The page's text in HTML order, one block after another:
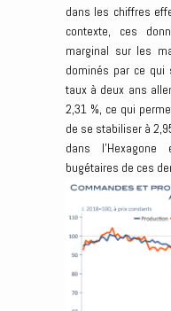
dans les chiffres
contexte, ces
marginal sur les
dominés par ce qui
taux à deux ans
2,31 %, ce qui
de se stabiliser à
dans
bugétaires de ces